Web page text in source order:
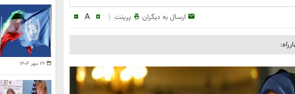
ارسال به دیگران پرینت |
A
۲۶ مهر ۱۴۰۴